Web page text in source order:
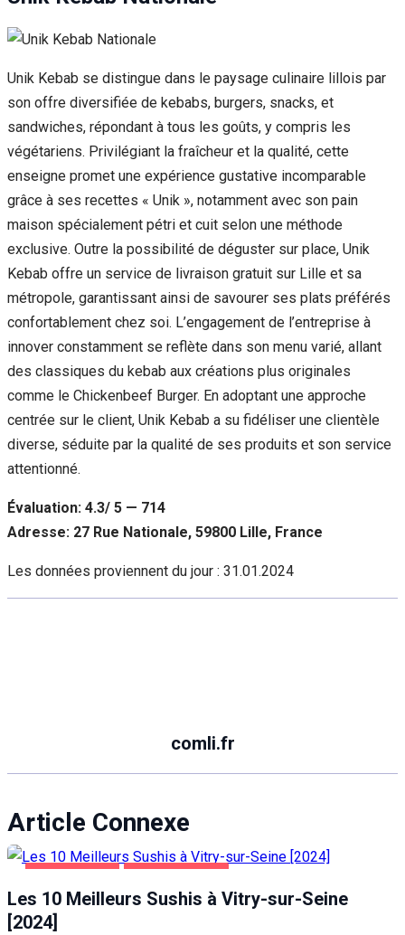
Unik Kebab se distingue dans le paysage culinaire lillois par
son offre diversifiée de kebabs, burgers, snacks, et
sandwiches, répondant à tous les goûts, y compris les
végétariens. Privilégiant la fraîcheur et la qualité, cette
enseigne promet une expérience gustative incomparable
grâce à ses recettes « Unik », notamment avec son pain
maison spécialement pétri et cuit selon une méthode
exclusive. Outre la possibilité de déguster sur place, Unik
Kebab offre un service de livraison gratuit sur Lille et sa
métropole, garantissant ainsi de savourer ses plats préférés
confortablement chez soi. L’engagement de l’entreprise à
innover constamment se reflète dans son menu varié, allant
des classiques du kebab aux créations plus originales
comme le Chickenbeef Burger. En adoptant une approche
centrée sur le client, Unik Kebab a su fidéliser une clientèle
diverse, séduite par la qualité de ses produits et son service
attentionné.
Évaluation: 4.3/ 5 — 714
Adresse: 27 Rue Nationale, 59800 Lille, France
Les données proviennent du jour : 31.01.2024
comli.fr
Article Connexe
Les 10 Meilleurs Sushis à Vitry-sur-Seine
[2024]